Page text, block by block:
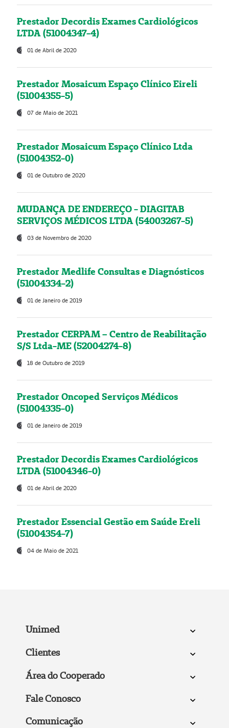
Prestador Decordis Exames Cardiológicos
LTDA (51004347-4)
01 de Abril de 2020
Prestador Mosaicum Espaço Clínico Eireli
(51004355-5)
07 de Maio de 2021
Prestador Mosaicum Espaço Clínico Ltda
(51004352-0)
01 de Outubro de 2020
MUDANÇA DE ENDEREÇO - DIAGITAB
SERVIÇOS MÉDICOS LTDA (54003267-5)
03 de Novembro de 2020
Prestador Medlife Consultas e Diagnósticos
(51004334-2)
01 de Janeiro de 2019
Prestador CERPAM – Centro de Reabilitação
S/S Ltda-ME (52004274-8)
18 de Outubro de 2019
Prestador Oncoped Serviços Médicos
(51004335-0)
01 de Janeiro de 2019
Prestador Decordis Exames Cardiológicos
LTDA (51004346-0)
01 de Abril de 2020
Prestador Essencial Gestão em Saúde Ereli
(51004354-7)
04 de Maio de 2021
Unimed
Clientes
Área do Cooperado
Fale Conosco
Comunicação